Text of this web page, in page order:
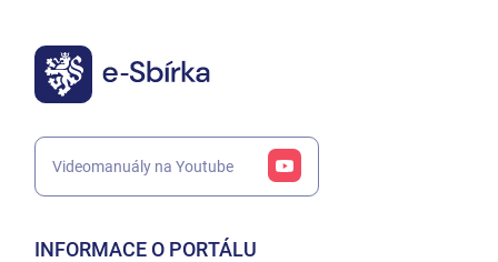
Videomanuály na Youtube
INFORMACE O PORTÁLU